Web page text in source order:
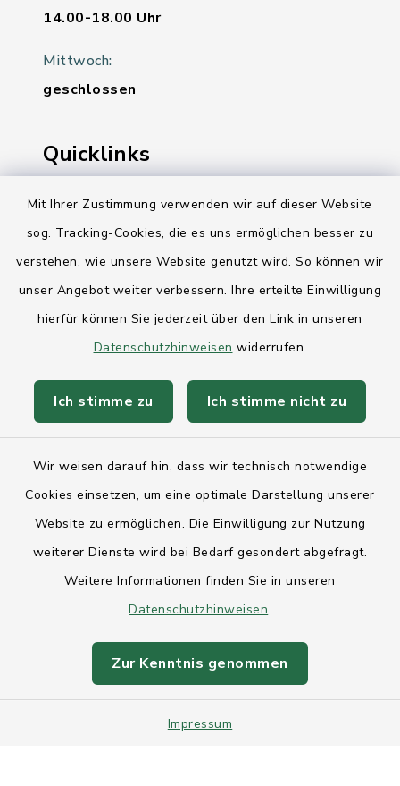
Mit Ihrer Zustimmung verwenden wir auf dieser Website
sog. Tracking-Cookies, die es uns ermöglichen besser zu
verstehen, wie unsere Website genutzt wird. So können wir
unser Angebot weiter verbessern. Ihre erteilte Einwilligung
hierfür können Sie jederzeit über den Link in unseren
Datenschutzhinweisen widerrufen.
Ich stimme zu Ich stimme nicht zu
Wir weisen darauf hin, dass wir technisch notwendige
Cookies einsetzen, um eine optimale Darstellung unserer
Website zu ermöglichen. Die Einwilligung zur Nutzung
weiterer Dienste wird bei Bedarf gesondert abgefragt.
Weitere Informationen finden Sie in unseren
Datenschutzhinweisen.
Zur Kenntnis genommen
Impressum
14.00-18.00 Uhr
Mittwoch:
geschlossen
Quicklinks
Ihre Behördennummer 115
Landesregierung Schleswig-Holstein
AktivRegion Mittelholstein
Anfahrt
Datenschutz
Sitemap
Intranet